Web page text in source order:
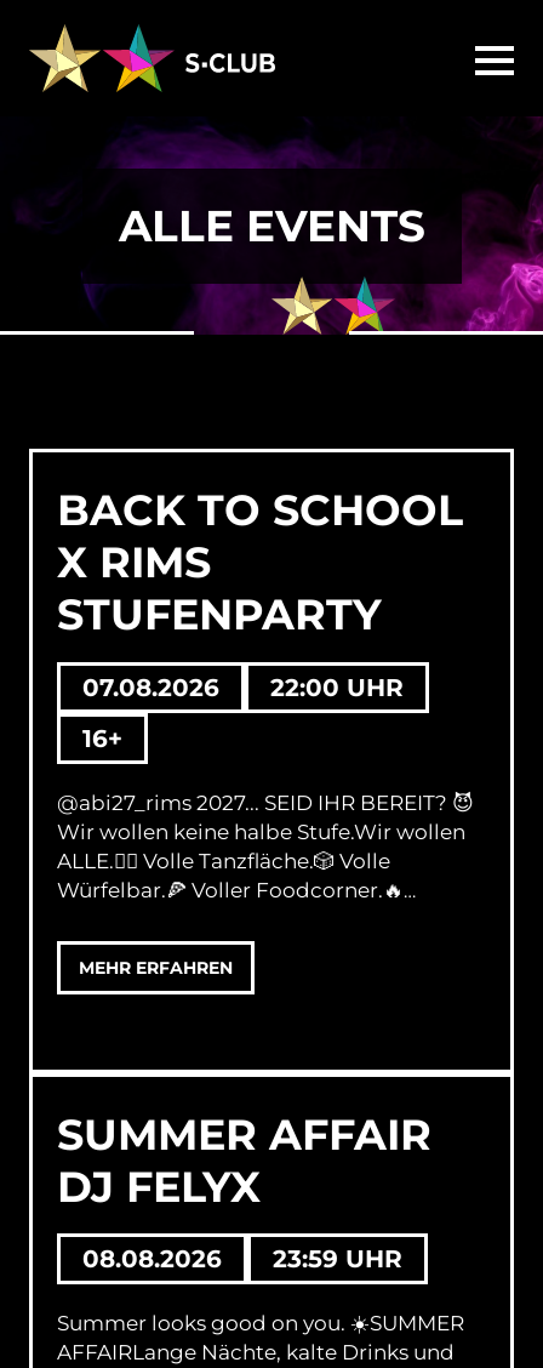
ALLE EVENTS
BACK TO SCHOOL
X RIMS
STUFENPARTY
07.08.2026
22:00 UHR
16+
@abi27_rims 2027... SEID IHR BEREIT? 😈
Wir wollen keine halbe Stufe.Wir wollen
ALLE.❤️‍🔥 Volle Tanzfläche.🎲 Volle
Würfelbar.🍕 Voller Foodcorner.🔥
8€Abendkasse 10€Start 22 Uhr | 16+
MEHR ERFAHREN
SUMMER AFFAIR
DJ FELYX
08.08.2026 23:59 UHR
Summer looks good on you. ☀️SUMMER
AFFAIRLange Nächte, kalte Drinks und